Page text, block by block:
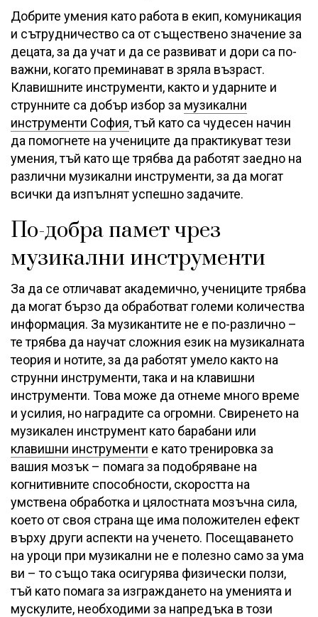
Добрите умения като работа в екип, комуникация
и сътрудничество са от съществено значение за
децата, за да учат и да се развиват и дори са по-
важни, когато преминават в зряла възраст.
Клавишните инструменти, както и ударните и
струнните са добър избор за музикални
инструменти София, тъй като са чудесен начин
да помогнете на учениците да практикуват тези
умения, тъй като ще трябва да работят заедно на
различни музикални инструменти, за да могат
всички да изпълнят успешно задачите.
По-добра памет чрез
музикални инструменти
За да се отличават академично, учениците трябва
да могат бързо да обработват големи количества
информация. За музикантите не е по-различно –
те трябва да научат сложния език на музикалната
теория и нотите, за да работят умело както на
струнни инструменти, така и на клавишни
инструменти. Това може да отнеме много време
и усилия, но наградите са огромни. Свиренето на
музикален инструмент като барабани или
клавишни инструменти е като тренировка за
вашия мозък – помага за подобряване на
когнитивните способности, скоростта на
умствена обработка и цялостната мозъчна сила,
което от своя страна ще има положителен ефект
върху други аспекти на ученето. Посещаването
на уроци при музикални не е полезно само за ума
ви – то също така осигурява физически ползи,
тъй като помага за изграждането на уменията и
мускулите, необходими за напредъка в този